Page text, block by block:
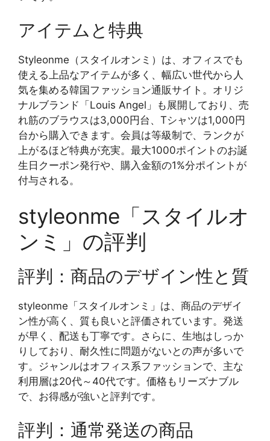
アイテムと特典
Styleonme（スタイルオンミ）は、オフィスでも
使える上品なアイテムが多く、幅広い世代から人
気を集める韓国ファッション通販サイト。オリジ
ナルブランド「Louis Angel」も展開しており、売
れ筋のブラウスは3,000円台、Tシャツは1,000円
台から購入できます。会員は等級制で、ランクが
上がるほど特典が充実。最大1000ポイントのお誕
生日クーポン発行や、購入金額の1%分ポイントが
付与される。
styleonme「スタイルオ
ンミ」の評判
評判：商品のデザイン性と質
styleonme「スタイルオンミ」は、商品のデザイ
ン性が高く、質も良いと評価されています。発送
が早く、配送も丁寧です。さらに、生地はしっか
りしており、耐久性に問題がないとの声が多いで
す。ジャンルはオフィス系ファッションで、主な
利用層は20代～40代です。価格もリーズナブル
で、お得感が強いと評判です。
評判：通常発送の商品